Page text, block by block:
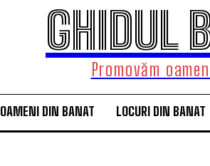
GHIDUL
Promovăm
OAMENI DIN BANAT LOCURI DIN BANAT